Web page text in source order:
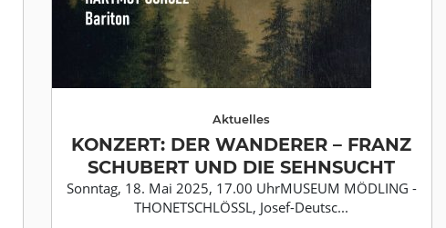
Aktuelles
KONZERT: DER WANDERER – FRANZ
SCHUBERT UND DIE SEHNSUCHT
Sonntag, 18. Mai 2025, 17.00 UhrMUSEUM MÖDLING -
THONETSCHLÖSSL, Josef-Deutsc...